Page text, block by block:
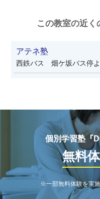
この教室の近く
アテネ塾
西鉄バス 畑ケ坂バス停
個別学習塾『
無料
※一部無料体験を実